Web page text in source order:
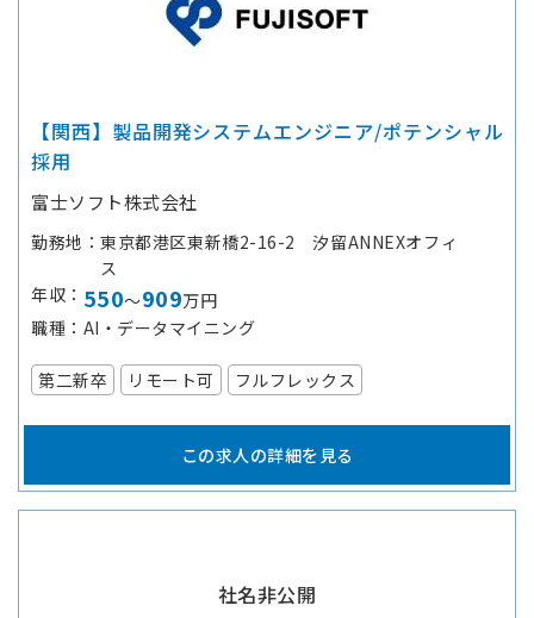
【関西】製品開発システムエンジニア/ポテンシャル
採用
富士ソフト株式会社
勤務地
東京都港区東新橋2-16-2 汐留ANNEXオフィ
ス
年収
550～909万円
職種
AI・データマイニング
第二新卒 リモート可 フルフレックス
この求人の詳細を見る
社名非公開